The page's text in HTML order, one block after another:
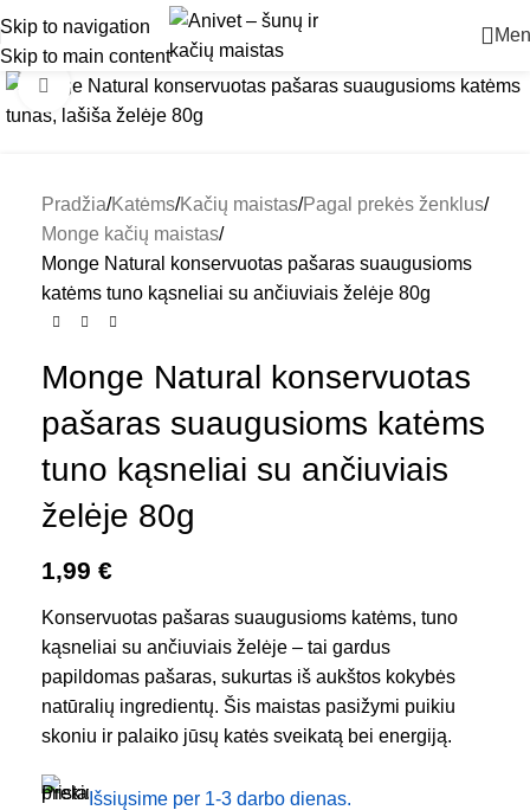
Skip to navigation
Skip to main content
Padidinti
Pradžia Katėms Kačių maistas Pagal prekės ženklus
Monge kačių maistas
Monge Natural konservuotas pašaras suaugusioms
katėms tuno kąsneliai su ančiuviais želėje 80g
Monge Natural konservuotas
pašaras suaugusioms katėms
tuno kąsneliai su ančiuviais
želėje 80g
1,99 €
Konservuotas pašaras suaugusioms katėms, tuno
kąsneliai su ančiuviais želėje – tai gardus
papildomas pašaras, sukurtas iš aukštos kokybės
natūralių ingredientų. Šis maistas pasižymi puikiu
skoniu ir palaiko jūsų katės sveikatą bei energiją.
Išsiųsime per 1-3 darbo dienas.